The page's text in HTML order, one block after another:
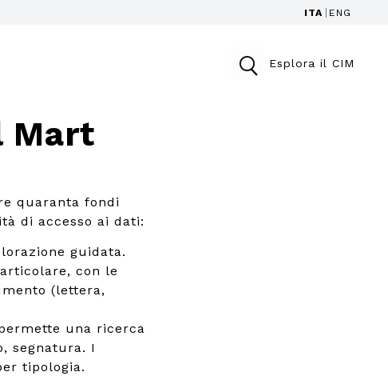
ITA ENG
Esplora il CIM
Mart
quaranta fondi
di accesso ai dati:
guidata.
con le
(lettera,
una ricerca
segnatura. I
tipologia.